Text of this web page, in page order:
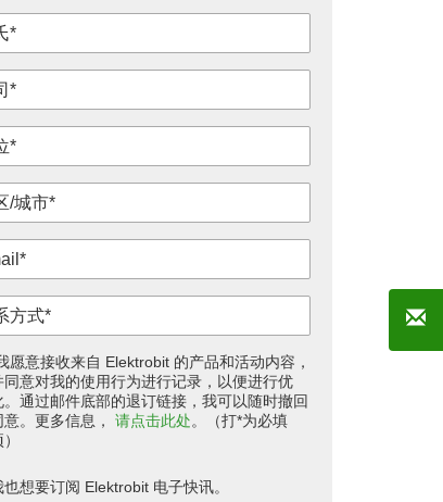
愿意接收来自 Elektrobit 的产品和活动内容，
同意对我的使用行为进行记录，以便进行优
。通过邮件底部的退订链接，我可以随时撤回
意。更多信息， 请点击此处。（打*为必填
也想要订阅 Elektrobit 电子快讯。